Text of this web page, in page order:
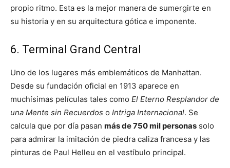
propio ritmo. Esta es la mejor manera de sumergirte en
su historia y en su arquitectura gótica e imponente.
6. Terminal Grand Central
Uno de los lugares más emblemáticos de Manhattan.
Desde su fundación oficial en 1913 aparece en
muchísimas películas tales como El Eterno Resplandor de
una Mente sin Recuerdos o Intriga Internacional. Se
calcula que por día pasan más de 750 mil personas solo
para admirar la imitación de piedra caliza francesa y las
pinturas de Paul Helleu en el vestíbulo principal.